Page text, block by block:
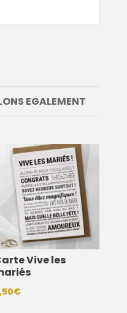
EGALEMENT
Vive les
€